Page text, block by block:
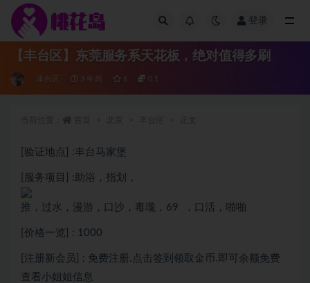
登录
【丰台区】东莞服务系天花板，绝对值得多刷
丰台区 3 年前 6 0.1
[验证地点] :丰台马家堡
[服务项目] :助浴，指划，
推，过水，漫游，口沙，毒瓏，69 ，口活，啪啪
[价格一览] : 1000
[注册新会员] : 免费注册.点击签到领取金币.即可余额免费
查看小姐姐信息